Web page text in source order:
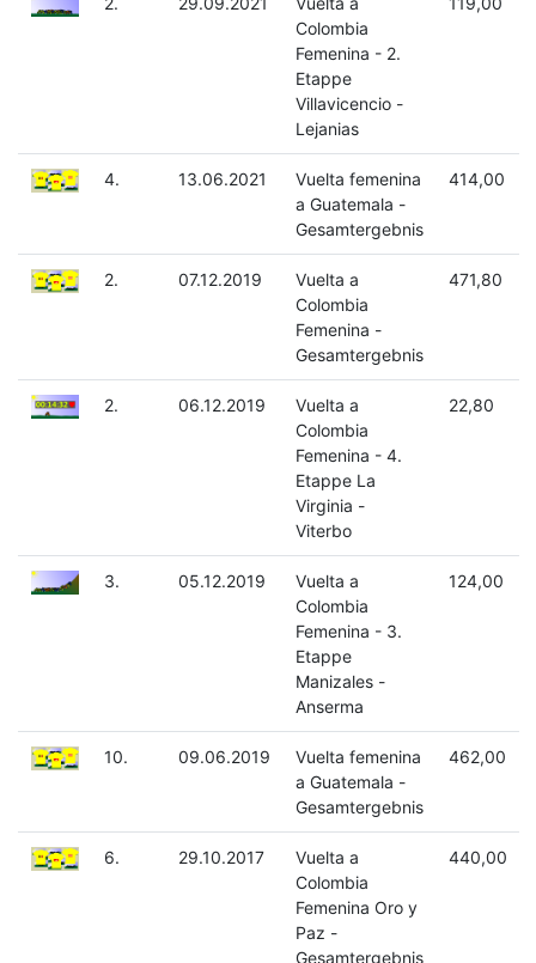
Colombia
Femenina - 2.
Etappe
Villavicencio -
Lejanias
4. 13.06.2021
Vuelta femenina
a Guatemala -
Gesamtergebnis
414,00
2. 07.12.2019
Vuelta a
Colombia
Femenina -
Gesamtergebnis
471,80
2. 06.12.2019
Vuelta a
Colombia
Femenina - 4.
Etappe La
Virginia -
Viterbo
22,80
3. 05.12.2019
Vuelta a
Colombia
Femenina - 3.
Etappe
Manizales -
Anserma
124,00
10. 09.06.2019
Vuelta femenina
a Guatemala -
Gesamtergebnis
462,00
6. 29.10.2017
Vuelta a
Colombia
Femenina Oro y
Paz -
Gesamtergebnis
440,00